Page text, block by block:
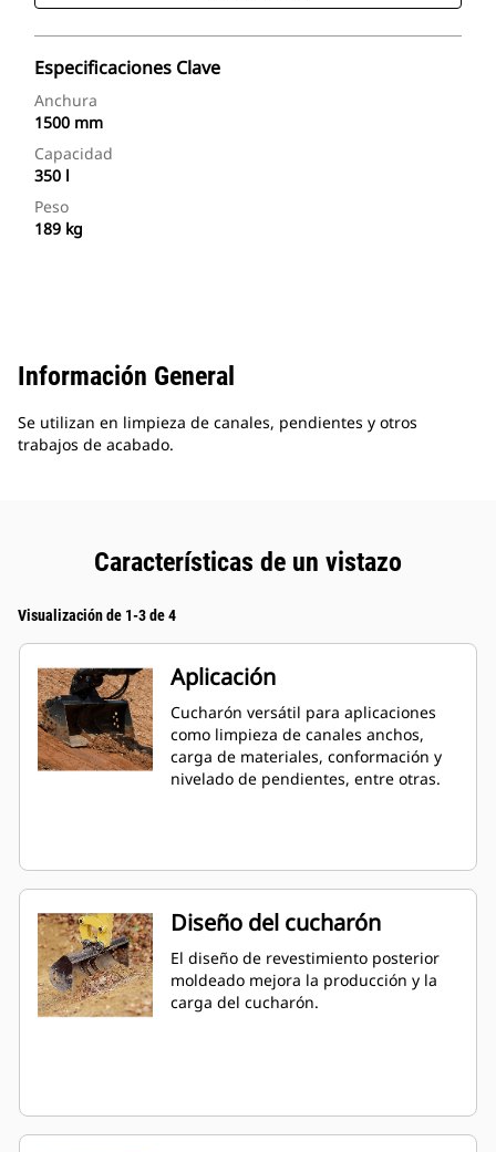
Especificaciones Clave
Anchura
1500 mm
Capacidad
350 l
Peso
189 kg
Información General
Se utilizan en limpieza de canales, pendientes y otros
trabajos de acabado.
Características de un vistazo
Visualización de 1-3 de 4
Aplicación
Cucharón versátil para aplicaciones
como limpieza de canales anchos,
carga de materiales, conformación y
nivelado de pendientes, entre otras.
Diseño del cucharón
El diseño de revestimiento posterior
moldeado mejora la producción y la
carga del cucharón.